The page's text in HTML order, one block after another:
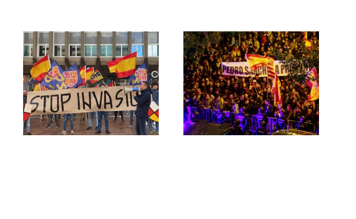
DN ante las
protestas contra el
Gobierno
CONTRA LA AMNISTÍA